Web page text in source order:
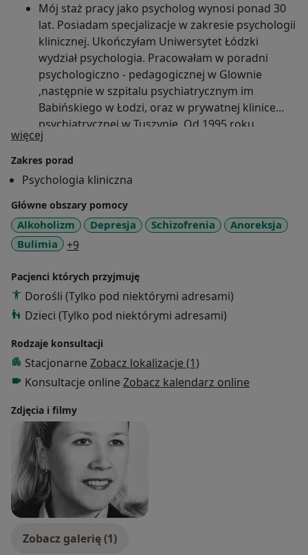
Mój staż pracy jako psycholog wynosi ponad 30
lat. Posiadam specjalizacje w zakresie psychologii
klinicznej. Ukończyłam Uniwersytet Łódzki
wydział psychologia. Pracowałam w poradni
psychologiczno - pedagogicznej w Glownie
,następnie w szpitalu psychiatrycznym im
Babińskiego w Łodzi, oraz w prywatnej klinice
psychiatrycznej w Tuszynie. Od 1995 roku
prowadzę prywatny gabinet psychologiczny z
siedzibą w Łodzi. Godziny pracy (oprócz niedziel)
od 13 do 20. Obecnie pracuje także w poradni
zdrowia psychicznego w Tuszynie. Wykonuje
także badania psychologiczne do celów
zawodowych, sądowych i rentowych. Wydaję
opinie psychologiczne. Moim pacjentom oferuje
bogate doświadczenie, profesjonalizm, szybkie
terminy wizyt i wysoką skuteczność. Cena jednej
sesji to 200 zł, czas 1 godz. Możliwe są także
wizyty domowe w wyżej wymienionej cenie plus
koszt dojazdu.
więcej
Zakres porad
Psychologia kliniczna
Główne obszary pomocy
Alkoholizm Depresja Schizofrenia
Anoreksja
Bulimia
+9a11y_sr_more_diseases
Pacjenci których przyjmuję
Dorośli (Tylko pod niektórymi adresami)
Dzieci (Tylko pod niektórymi adresami)
Rodzaje konsultacji
Stacjonarne Zobacz lokalizacje (1)
Konsultacje online Zobacz kalendarz online
Zdjęcia i filmy
Zobacz galerię (1)